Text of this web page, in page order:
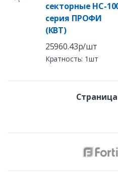
секторные НС-
серия ПРОФИ
(КВТ)
25960.43р/шт
Кратность: 1шт
Страница